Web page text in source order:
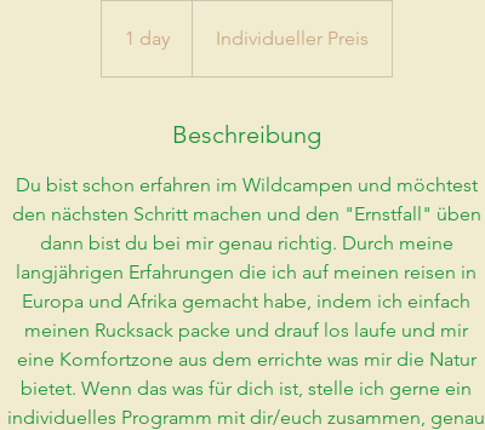
1 day1
Individueller Preis
Beschreibung
Du bist schon erfahren im Wildcampen und möchtest
den nächsten Schritt machen und den "Ernstfall" üben
dann bist du bei mir genau richtig. Durch meine
langjährigen Erfahrungen die ich auf meinen reisen in
Europa und Afrika gemacht habe, indem ich einfach
meinen Rucksack packe und drauf los laufe und mir
eine Komfortzone aus dem errichte was mir die Natur
bietet. Wenn das was für dich ist, stelle ich gerne ein
individuelles Programm mit dir/euch zusammen, genau